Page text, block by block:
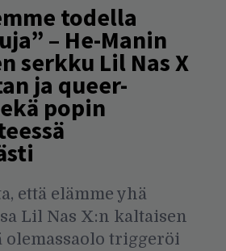
todella
– He-Manin
serkku Lil Nas X
ja queer-
popin
että elämme yhä
Lil Nas X:n kaltaisen
triggeröi